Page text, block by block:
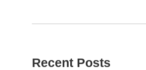
Recent Posts